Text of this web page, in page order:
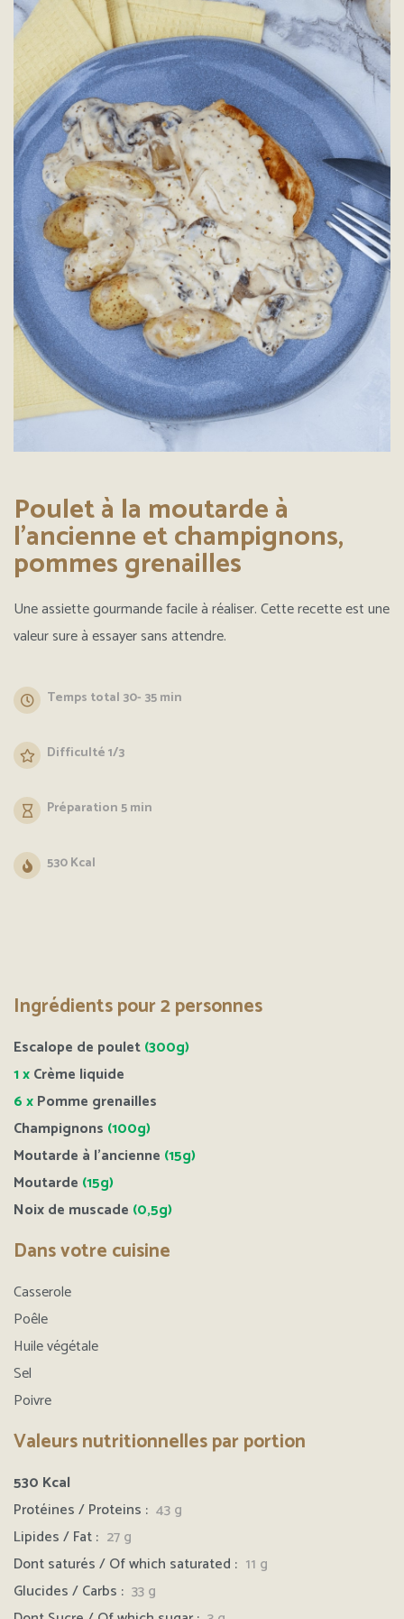
Poulet à la moutarde à
l'ancienne et champignons,
pommes grenailles
Une assiette gourmande facile à réaliser. Cette recette est une
valeur sure à essayer sans attendre.
Temps total 30- 35 min
Difficulté 1/3
Préparation 5 min
530 Kcal
Ingrédients pour 2 personnes
Escalope de poulet(300g)
1 xCrème liquide
6 xPomme grenailles
Champignons (100g)
Moutarde à l’ancienne (15g)
Moutarde (15g)
Noix de muscade (0,5g)
Dans votre cuisine
Casserole
Poêle
Huile végétale
Sel
Poivre
Valeurs nutritionnelles par portion
530 Kcal
Protéines / Proteins : 43 g
Lipides / Fat : 27g
Dont saturés / Of which saturated : 11 g
Glucides / Carbs : 33 g